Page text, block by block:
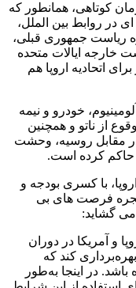
کوتاهی، همانطور که
در روابط بین الملل،
ریاست جمهوری قبلی،
خارجه ایالات متحده
اتحادیه اروپا هم
آلومینیوم، خودرو و نیمه
از ناتو و همچنین
در مقابل روسیه، وحشت
حاکم کرده است.
با کسری بودجه و
فرصت های بی
گشاید:
و آمریکا در دوران
کند که
در اینجا به‌طور